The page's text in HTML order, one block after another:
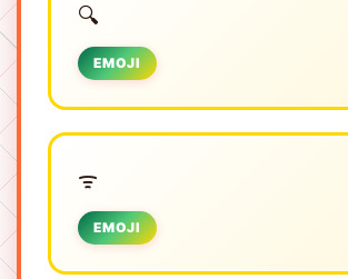
🔍
EMOJI
ᯤ
EMOJI